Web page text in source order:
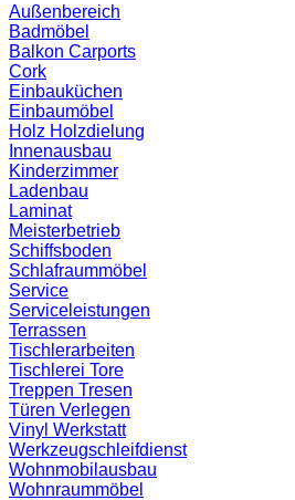
Außenbereich
Badmöbel
Balkon Carports
Cork
Einbauküchen
Einbaumöbel
Holz Holzdielung
Innenausbau
Kinderzimmer
Ladenbau
Laminat
Meisterbetrieb
Schiffsboden
Schlafraummöbel
Service
Serviceleistungen
Terrassen
Tischlerarbeiten
Tischlerei Tore
Treppen Tresen
Türen Verlegen
Vinyl Werkstatt
Werkzeugschleifdienst
Wohnmobilausbau
Wohnraummöbel